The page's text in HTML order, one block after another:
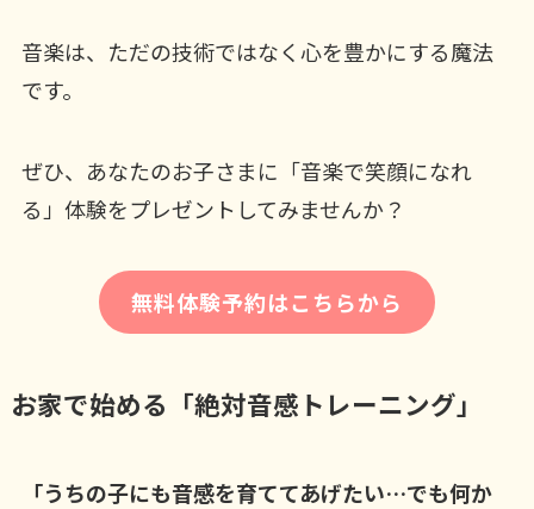
音楽は、ただの技術ではなく心を豊かにする魔法
です。
ぜひ、あなたのお子さまに「音楽で笑顔になれ
る」体験をプレゼントしてみませんか？
無料体験予約はこちらから
お家で始める「絶対音感トレーニング」
「うちの子にも音感を育ててあげたい…でも何か